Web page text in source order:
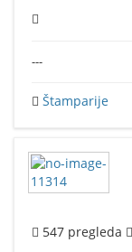
---
Štamparije
547 pregleda